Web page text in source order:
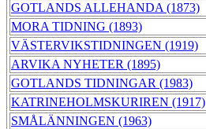
GOTLANDS ALLEHANDA (1873)
MORA TIDNING (1893)
VÄSTERVIKSTIDNINGEN (1919)
ARVIKA NYHETER (1895)
GOTLANDS TIDNINGAR (1983)
KATRINEHOLMSKURIREN (1917)
SMÅLÄNNINGEN (1963)